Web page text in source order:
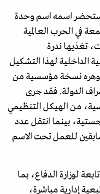
يستحضر اسمه اسم وحدة
في الحرب العالمية
تغذيها ندرة
الداخلية لهذا التشكيل
نسخة مؤسسية من
الدولة. فقد جرى
من الهيكل التنظيمي
بينما انتقل عدد
للعمل تحت الاسم
لوزارة الدفاع، بما
إدارية مباشرة،